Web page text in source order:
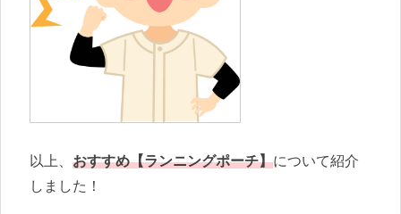
以上、 おすすめ【ランニングポーチ】について紹介
しました！